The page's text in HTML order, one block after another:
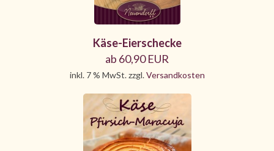
Käse-Eierschecke
ab 60,90 EUR
inkl. 7 % MwSt. zzgl.Versandkosten